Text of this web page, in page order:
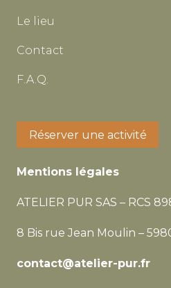
Le lieu
Contact
F.A.Q.
Réserver une activité
Mentions légales
ATELIER PUR SAS – RCS
8 Bis rue Jean Moulin –
contact@atelier-pur.fr